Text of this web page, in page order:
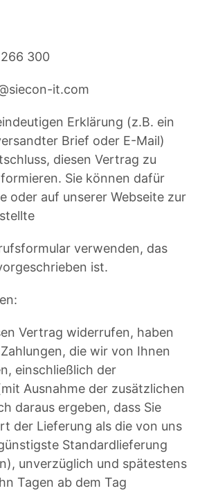
300
it.com
Erklärung (z.B. ein
Brief oder E-Mail)
diesen Vertrag zu
Sie können dafür
oder auf unserer Webseite zur
verwenden, das
ist.
Vertrag widerrufen, haben
die wir von Ihnen
einschließlich der
Ausnahme der zusätzlichen
daraus ergeben, dass Sie
der Lieferung als die von uns
Standardlieferung
unverzüglich und spätestens
Tagen ab dem Tag